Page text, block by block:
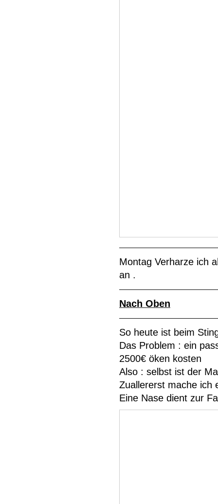
Montag Verharze ich
an .
Nach Oben
So heute ist beim
Das Problem : ein
2500€ öken kosten
Also : selbst ist der
Zuallererst mache ich
Eine Nase dient zur